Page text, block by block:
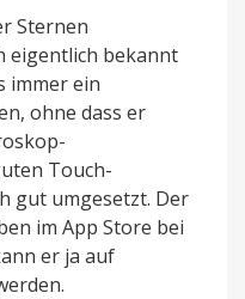
Sternen
eigentlich bekannt
immer ein
ohne dass er
Touch-
gut umgesetzt. Der
im App Store bei
er ja auf